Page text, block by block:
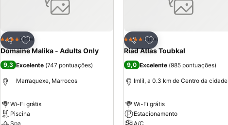
Partilhar
Adicionar aos favoritos
4 EstrelasHotel
Domaine Malika - Adults Only
9,3 Excelente (747 pontuações)
Marraquexe, Marrocos
Wi-Fi grátis
Piscina
Spa
Partilhar
Adicionar aos favoritos
4 EstrelasHotel
Riad Atlas Toubkal
9,0 Excelente (985 pontuações)
Imlil, a 0.3 km de Centro da cidade
Wi-Fi grátis
Estacionamento
A/C